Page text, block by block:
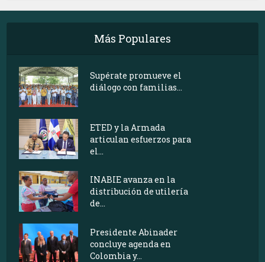
Más Populares
Supérate promueve el
diálogo con familias...
ETED y la Armada
articulan esfuerzos para
el...
INABIE avanza en la
distribución de utilería
de...
Presidente Abinader
concluye agenda en
Colombia y...